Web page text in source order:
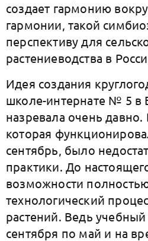
создает гармонию
гармонии, такой
перспективу для
растениеводства в
Идея создания
школе-интернате № 5 в
назревала очень
которая
сентябрь, было
практики. До
возможности
технологический
растений. Ведь учебный
сентября по май и на